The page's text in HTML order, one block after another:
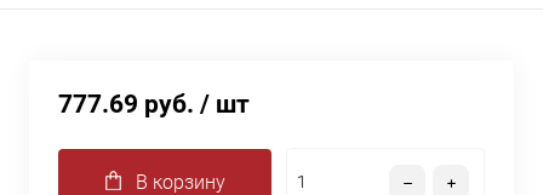
777.69 руб. / шт
В корзину